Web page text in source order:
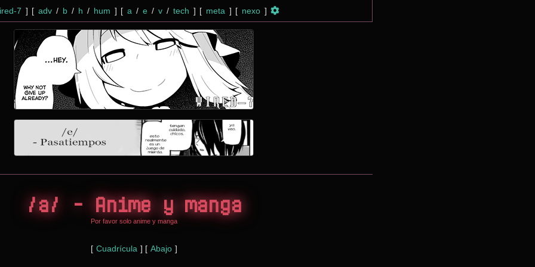
7 ] [ adv / b / h / hum ] [ a / e / v / tech ] [ meta ] [ nexo ]
/a/ - Anime y manga
Por favor solo anime y manga
[ Cuadrícula ] [ Abajo ]